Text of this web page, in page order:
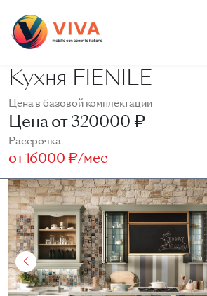
Кухня FIENILE
Цена в базовой комплектации
Цена от320000 ₽
Рассрочка
от16000 ₽/мес